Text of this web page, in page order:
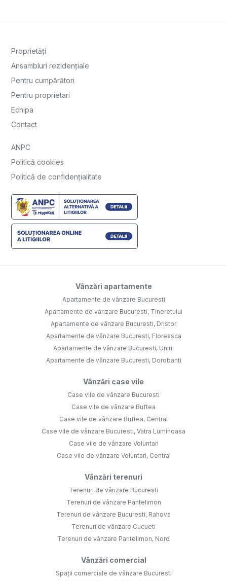
Proprietăți
Ansambluri rezidențiale
Pentru cumpărători
Pentru proprietari
Echipa
Contact
ANPC
Politică cookies
Politică de confidențialitate
Vânzări apartamente
Apartamente de vânzare Bucuresti
Apartamente de vânzare Bucuresti, Tineretului
Apartamente de vânzare Bucuresti, Dristor
Apartamente de vânzare Bucuresti, Floreasca
Apartamente de vânzare Bucuresti, Unirii
Apartamente de vânzare Bucuresti, Dorobanti
Vânzări case vile
Case vile de vânzare Bucuresti
Case vile de vânzare Buftea
Case vile de vânzare Buftea, Central
Case vile de vânzare Bucuresti, Vatra Luminoasa
Case vile de vânzare Voluntari
Case vile de vânzare Voluntari, Central
Vânzări terenuri
Terenuri de vânzare Bucuresti
Terenuri de vânzare Pantelimon
Terenuri de vânzare Bucuresti, Rahova
Terenuri de vânzare Cucueti
Terenuri de vânzare Pantelimon, Nord
Vânzări comercial
Spații comerciale de vânzare Bucuresti